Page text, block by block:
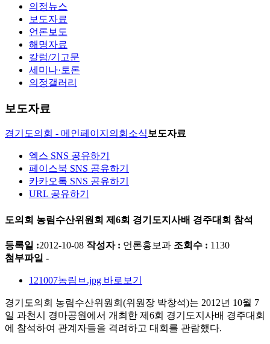
의정뉴스
보도자료
언론보도
해명자료
칼럼/기고문
세미나·토론
의정갤러리
보도자료
경기도의회 - 메인페이지 의회소식보도자료
엑스 SNS 공유하기
페이스북 SNS 공유하기
카카오톡 SNS 공유하기
URL 공유하기
도의회 농림수산위원회 제6회 경기도지사배 경주대회 참석
등록일 :2012-10-08 작성자 : 언론홍보과 조회수 : 1130
첨부파일 -
121007농림ㅂ.jpg 바로보기
경기도의회 농림수산위원회(위원장 박창석)는 2012년 10월 7
일 과천시 경마공원에서 개최한 제6회 경기도지사배 경주대회
에 참석하여 관계자들을 격려하고 대회를 관람했다.